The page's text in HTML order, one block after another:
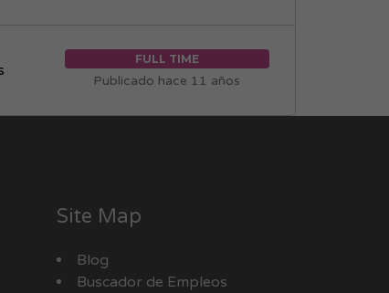
FULL TIME
Publicado hace 11 años
Site Map
Blog
Buscador de Empleos